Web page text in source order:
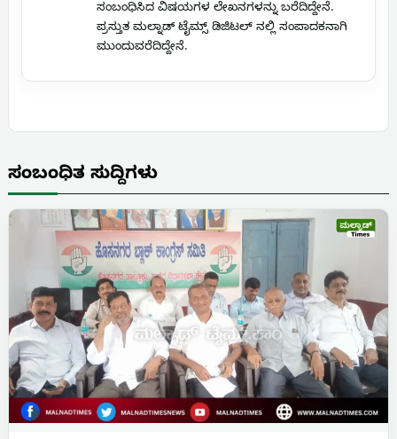
ಸಂಬಂಧಿಸಿದ ವಿಷಯಗಳ ಲೇಖನಗಳನ್ನು ಬರೆದಿದ್ದೇನೆ.
ಪ್ರಸ್ತುತ ಮಲ್ನಾಡ್ ಟೈಮ್ಸ್ ಡಿಜಿಟಲ್ ನಲ್ಲಿ ಸಂಪಾದಕನಾಗಿ
ಮುಂದುವರೆದಿದ್ದೇನೆ.
ಸಂಬಂಧಿತ ಸುದ್ದಿಗಳು